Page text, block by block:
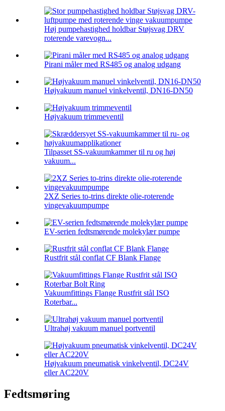
Høj pumpehastighed holdbar Støjsvag DRV
roterende varevogn...
Pirani måler med RS485 og analog udgang
Højvakuum manuel vinkelventil, DN16-DN50
Højvakuum trimmeventil
Tilpasset SS-vakuumkammer til ru og høj
vakuum...
2XZ Series to-trins direkte olie-roterende
vingevakuumpumpe
EV-serien fedtsmørende molekylær pumpe
Rustfrit stål conflat CF Blank Flange
Vakuumfittings Flange Rustfrit stål ISO
Roterbar...
Ultrahøj vakuum manuel portventil
Højvakuum pneumatisk vinkelventil, DC24V
eller AC220V
Fedtsmøring